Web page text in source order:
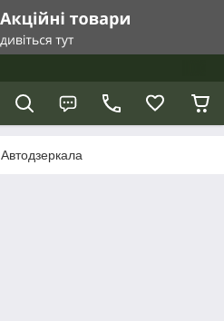
Автодзеркала